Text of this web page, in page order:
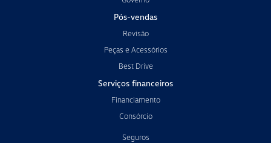
Pós-vendas
Revisão
Peças e Acessórios
Best Drive
Serviços financeiros
Financiamento
Consórcio
Seguros